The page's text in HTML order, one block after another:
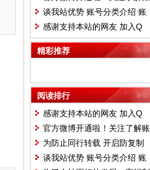
号最新资讯
谈我站优势 账号分类介绍 账
号更新时间
感谢支持本站的网友 加入Q
群享特供账号(较少人使用)
精彩推荐
阅读排行
感谢支持本站的网友 加入Q
群享特供账号(较少人使用)
官方微博开通啦！关注了解账
号最新资讯
为防止同行转载 开启防复制
机制 望见谅!
谈我站优势 账号分类介绍 账